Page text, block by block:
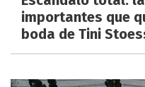
importantes que
boda de Tini